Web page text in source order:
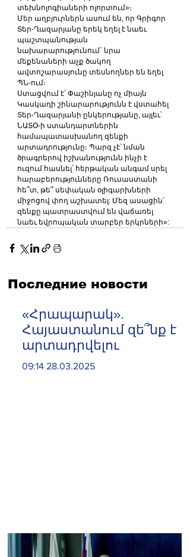
տեխնոլոգիաների ոլորտում»։
Մեր աղբյուրներն ասում են, որ Գրիգոր
Տեր-Ղազարյանը երեկ եղել է նաեւ
պաշտպանության
նախարարությունում` նրա
մեքենաների աչք ծակող
ավտոշարասյունը տեսնողներ են եղել
ՊՆ-ում։
Ստացվում է՝ Փաշինյանը ոչ միայն
Կասկադի շինարարությունն է վստահել
Տեր-Ղազարյանի ընկերությանը, այլեւ՝
ՆԱՏՕ-ի ստանդարտներին
համապատասխանող զենքի
արտադրությունը։ Պարզ չէ՝ նման
ծրագրերով իշխանությունն ինչի է
ուզում հասնել՝ հերթական անգամ սրել
հարաբերությունները Ռուսաստանի
հե՞տ, թե՞ սեփական օլիգարխների
միջոցով փող աշխատել: Մեզ ասացին՝
զենքը պատրաստվում են վաճառել
նաեւ եվրոպական տարբեր երկրների»:
Последние новости
«Հրապարակ».
Հայաստանում զե՞նք է
արտադրվելու
09:14 28.03.2025